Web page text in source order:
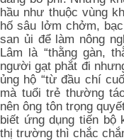
hầu như thuộc vùng
hố sâu lởm chởm,
san ủi để làm nông
Lâm là “thằng gàn,
người gạt phắt đi
ủng hộ “từ đầu chí
mà tuổi trẻ thường
nên ông tôn trọng
biết ứng dụng tiến bộ
thị trường thì chắc